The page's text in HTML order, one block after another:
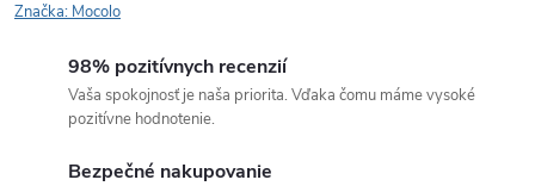
Značka: Mocolo
98% pozitívnych recenzií
Vaša spokojnosť je naša priorita. Vďaka čomu máme vysoké
pozitívne hodnotenie.
Bezpečné nakupovanie